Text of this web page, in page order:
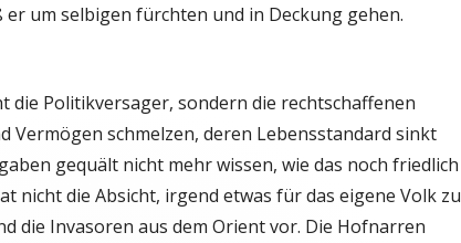
um selbigen fürchten und in Deckung gehen.
die Politikversager, sondern die rechtschaffenen
Vermögen schmelzen, deren Lebensstandard sinkt
gequält nicht mehr wissen, wie das noch friedlich
nicht die Absicht, irgend etwas für das eigene Volk zu
die Invasoren aus dem Orient vor. Die Hofnarren